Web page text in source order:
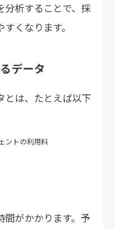
分析することで、採
くなります。
データ
とは、たとえば以下
ントの利用料
間がかかります。予